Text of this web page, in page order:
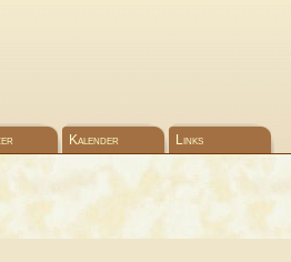
Kalender Links